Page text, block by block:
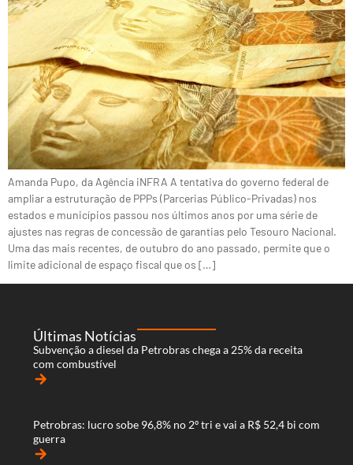
Amanda Pupo, da Agência iNFRA A tentativa do governo federal de
ampliar a estruturação de PPPs (Parcerias Público-Privadas) nos
estados e municípios passou nos últimos anos por uma série de
ajustes nas regras de concessão de garantias pelo Tesouro Nacional.
Uma das mais recentes, de outubro do ano passado, permite que o
limite adicional de espaço fiscal que os […]
Últimas Notícias
Subvenção a diesel da Petrobras chega a 25% da receita
com combustível
arrow_forward
Petrobras: lucro sobe 96,8% no 2º tri e vai a R$ 52,4 bi com
guerra
arrow_forward